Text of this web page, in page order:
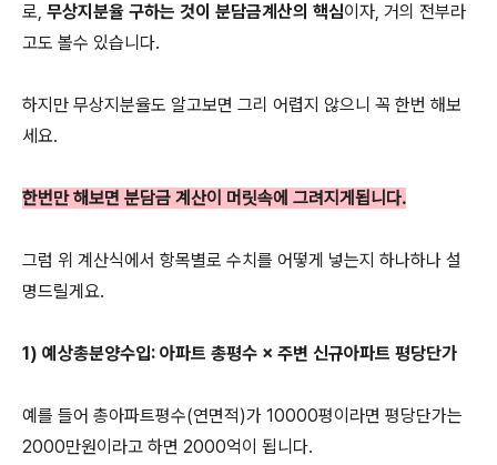
로, 무상지분율 구하는 것이 분담금계산의 핵심이자, 거의 전부라
고도 볼수 있습니다.
하지만 무상지분율도 알고보면 그리 어렵지 않으니 꼭 한번 해보
세요.
한번만 해보면 분담금 계산이 머릿속에 그려지게됩니다.
그럼 위 계산식에서 항목별로 수치를 어떻게 넣는지 하나하나 설
명드릴게요.
1) 예상총분양수입: 아파트 총평수 × 주변 신규아파트 평당단가
예를 들어 총아파트평수(연면적)가 10000평이라면 평당단가는
2000만원이라고 하면 2000억이 됩니다.